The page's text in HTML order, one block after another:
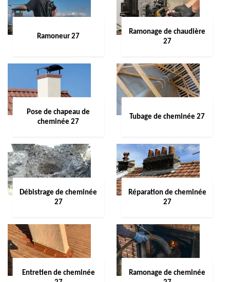
Ramoneur 27
Ramonage de chaudière
27
Pose de chapeau de
cheminée 27
Tubage de cheminée 27
Débistrage de cheminée
27
Réparation de cheminée
27
Entretien de cheminée
Ramonage de cheminée